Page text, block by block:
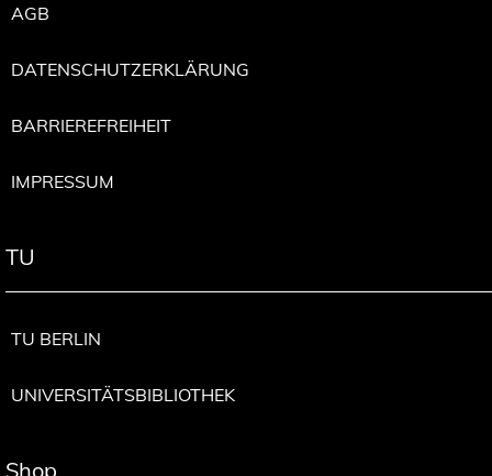
AGB
DATENSCHUTZERKLÄRUNG
BARRIEREFREIHEIT
IMPRESSUM
TU
TU BERLIN
UNIVERSITÄTSBIBLIOTHEK
Shop